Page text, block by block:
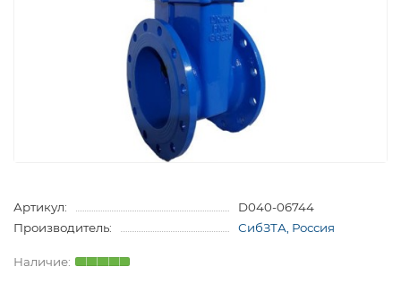
Артикул:
D040-06744
Производитель:
СибЗТА, Россия